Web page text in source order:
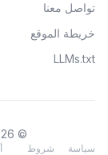
تواصل معنا
خريطة الموقع
LLMs.txt
© 2026 API Pick. جميع الحقوق محفوظة.
سياسة شروط